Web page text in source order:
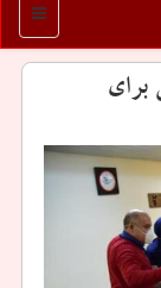
منو
برای